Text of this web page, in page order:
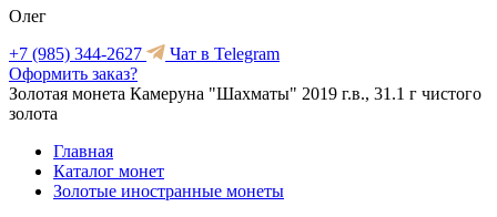
Олег
+7 (985) 344-2627
Чат в Telegram
Оформить заказ?
Золотая монета Камеруна "Шахматы" 2019 г.в., 31.1 г чистого
золота
Главная
Каталог монет
Золотые иностранные монеты